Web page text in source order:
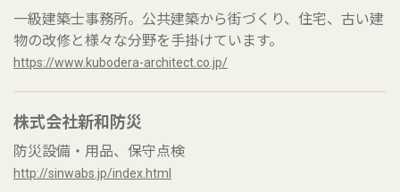
一級建築士事務所。公共建築から街づくり、住宅、古い建
物の改修と様々な分野を手掛けています。
https://www.kubodera-architect.co.jp/
株式会社新和防災
防災設備・用品、保守点検
http://sinwabs.jp/index.html